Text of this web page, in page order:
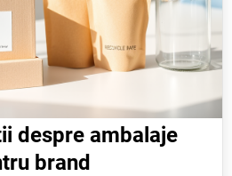
despre ambalaje
brand